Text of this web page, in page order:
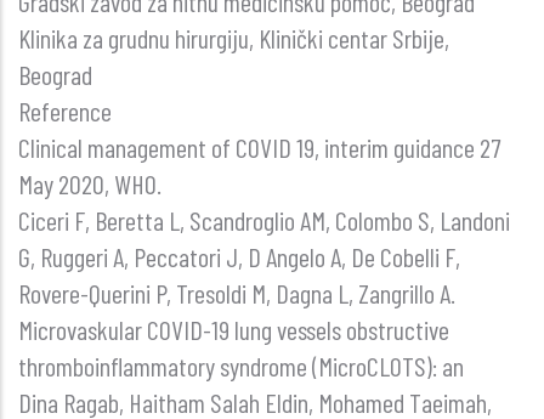
Klinika za grudnu hirurgiju, Klinički centar Srbije,
Beograd
Reference
Clinical management of COVID 19, interim guidance 27
May 2020, WHO.
Ciceri F, Beretta L, Scandroglio AM, Colombo S, Landoni
G, Ruggeri A, Peccatori J, D Angelo A, De Cobelli F,
Rovere-Querini P, Tresoldi M, Dagna L, Zangrillo A.
Microvaskular COVID-19 lung vessels obstructive
thromboinflammatory syndrome (MicroCLOTS): an
Dina Ragab, Haitham Salah Eldin, Mohamed Taeimah,